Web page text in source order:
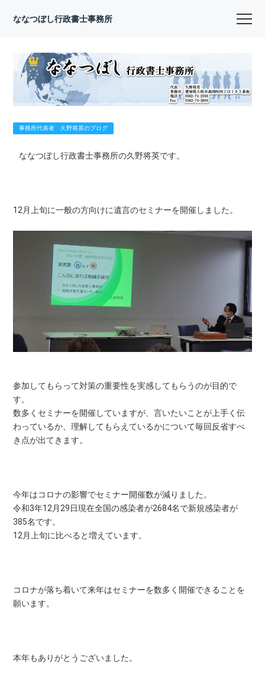
ななつぼし行政書士事務所
事務所代表者 久野将英のブログ
ななつぼし行政書士事務所の久野将英です。
12月上旬に一般の方向けに遺言のセミナーを開催しました。
参加してもらって対策の重要性を実感してもらうのが目的で
す。
数多くセミナーを開催していますが、言いたいことが上手く伝
わっているか、理解してもらえているかについて毎回反省すべ
き点が出てきます。
今年はコロナの影響でセミナー開催数が減りました。
令和3年12月29日現在全国の感染者が2684名で新規感染者が
385名です。
12月上旬に比べると増えています。
コロナが落ち着いて来年はセミナーを数多く開催できることを
願います。
本年もありがとうございました。